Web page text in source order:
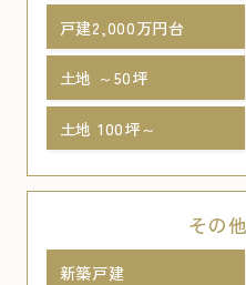
戸建2,000万円台
土地 ～50坪
土地 100坪～
その
新築戸建